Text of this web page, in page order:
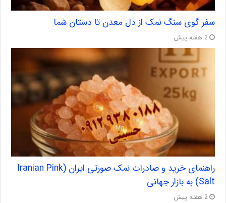
سفر گوی سنگ نمک از دل معدن تا دستان شما
2 هفته پیش
راهنمای خرید و صادرات نمک صورتی ایران (Iranian Pink
Salt) به بازار جهانی
2 هفته پیش